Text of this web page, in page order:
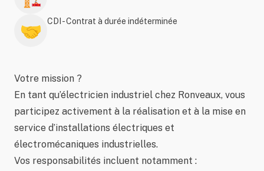
🤝 CDI - Contrat à durée indéterminée
Votre mission ?
En tant qu’électricien industriel chez Ronveaux, vous
participez activement à la réalisation et à la mise en
service d’installations électriques et
électromécaniques industrielles.
Vos responsabilités incluent notamment :